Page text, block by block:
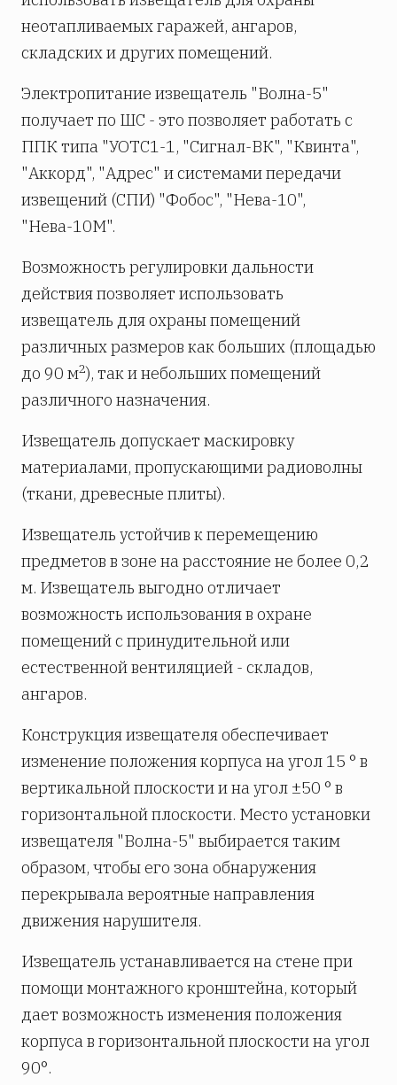
неотапливаемых гаражей, ангаров,
складских и других помещений.
Электропитание извещатель "Волна-5"
получает по ШС - это позволяет работать с
ППК типа "УОТС1-1, "Сигнал-ВК", "Квинта",
"Аккорд", "Адрес" и системами передачи
извещений (СПИ) "Фобос", "Нева-10",
"Нева-10М".
Возможность регулировки дальности
действия позволяет использовать
извещатель для охраны помещений
различных размеров как больших (площадью
до 90 м2), так и небольших помещений
различного назначения.
Извещатель допускает маскировку
материалами, пропускающими радиоволны
(ткани, древесные плиты).
Извещатель устойчив к перемещению
предметов в зоне на расстояние не более 0,2
м. Извещатель выгодно отличает
возможность использования в охране
помещений с принудительной или
естественной вентиляцией - складов,
ангаров.
Конструкция извещателя обеспечивает
изменение положения корпуса на угол 15 ° в
вертикальной плоскости и на угол ±50 ° в
горизонтальной плоскости. Место установки
извещателя "Волна-5" выбирается таким
образом, чтобы его зона обнаружения
перекрывала вероятные направления
движения нарушителя.
Извещатель устанавливается на стене при
помощи монтажного кронштейна, который
дает возможность изменения положения
корпуса в горизонтальной плоскости на угол
90°.